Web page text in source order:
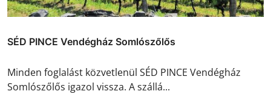
SÉD PINCE Vendégház Somlószőlős
Minden foglalást közvetlenül SÉD PINCE Vendégház
Somlószőlős igazol vissza. A szállá...